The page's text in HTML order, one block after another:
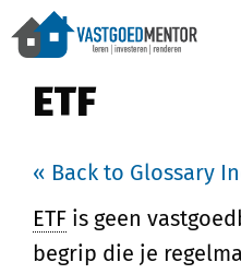
ETF
« Back to Glossary
ETF is geen
begrip die je